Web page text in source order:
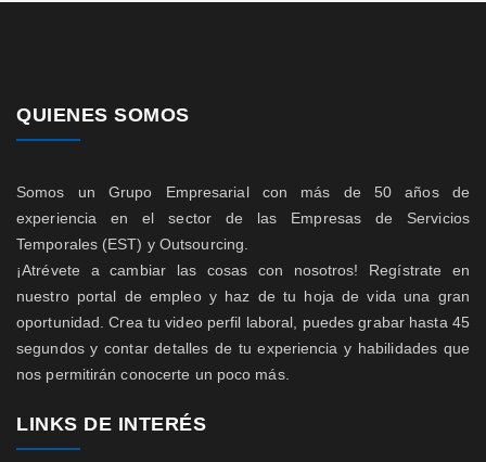
QUIENES SOMOS
Somos un Grupo Empresarial con más de 50 años de
experiencia en el sector de las Empresas de Servicios
Temporales (EST) y Outsourcing.
¡Atrévete a cambiar las cosas con nosotros! Regístrate en
nuestro portal de empleo y haz de tu hoja de vida una gran
oportunidad. Crea tu video perfil laboral, puedes grabar hasta 45
segundos y contar detalles de tu experiencia y habilidades que
nos permitirán conocerte un poco más.
LINKS DE INTERÉS